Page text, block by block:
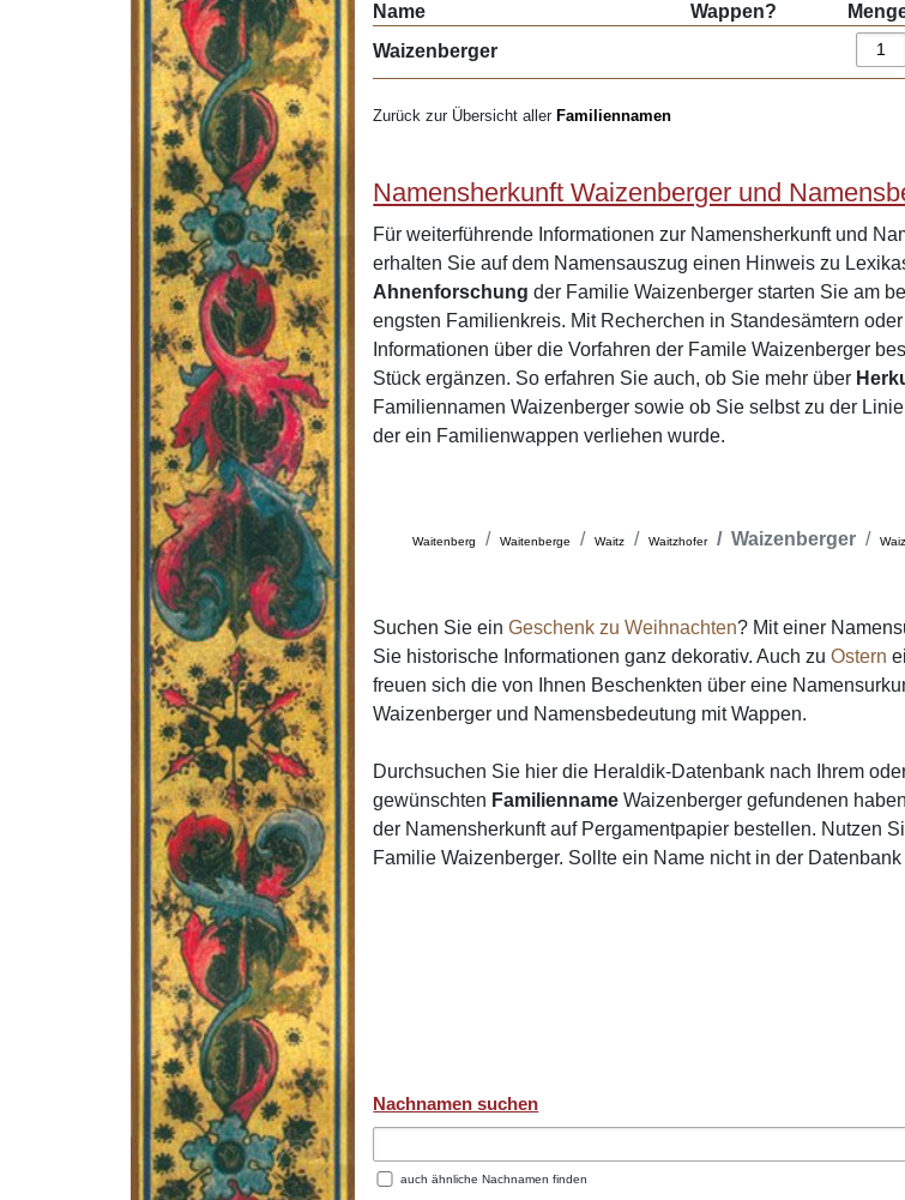
Name Wappen?
Waizenberger
Zurück zur Übersicht aller Familiennamen
Namensherkunft Waizenberger und
Für weiterführende Informationen zur Namensherkunft und
erhalten Sie auf dem Namensauszug einen Hinweis zu
Ahnenforschung der Familie Waizenberger starten Sie am
engsten Familienkreis. Mit Recherchen in Standesämtern
Informationen über die Vorfahren der Famile Waizenberger
Stück ergänzen. So erfahren Sie auch, ob Sie mehr über
Familiennamen Waizenberger sowie ob Sie selbst zu der
der ein Familienwappen verliehen wurde.
Waitenberg Waitenberge Waitz Waitzhofer Waizenberger
Suchen Sie einGeschenk zu Weihnachten? Mit einer
Sie historische Informationen ganz dekorativ. Auch zuOstern
freuen sich die von Ihnen Beschenkten über eine
Waizenberger und Namensbedeutung mit Wappen.
Durchsuchen Sie hier die Heraldik-Datenbank nach Ihrem
gewünschten Familienname Waizenberger gefundenen
der Namensherkunft auf Pergamentpapier bestellen. Nutzen
Familie Waizenberger. Sollte ein Name nicht in der
Nachnamen suchen
auch ähnliche Nachnamen finden